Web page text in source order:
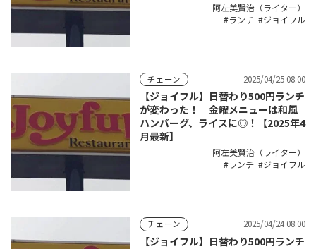
阿左美賢治（ライター）
ランチ
ジョイフル
チェーン 2025/04/25 08:00
【ジョイフル】日替わり500円ランチ
が変わった！ 金曜メニューは和風
ハンバーグ、ライスに◎！【2025年4
月最新】
阿左美賢治（ライター）
ランチ
ジョイフル
チェーン 2025/04/24 08:00
【ジョイフル】日替わり500円ランチ